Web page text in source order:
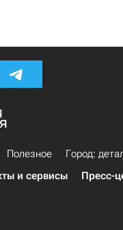
Полезное
Город:
и сервисы Пресс-